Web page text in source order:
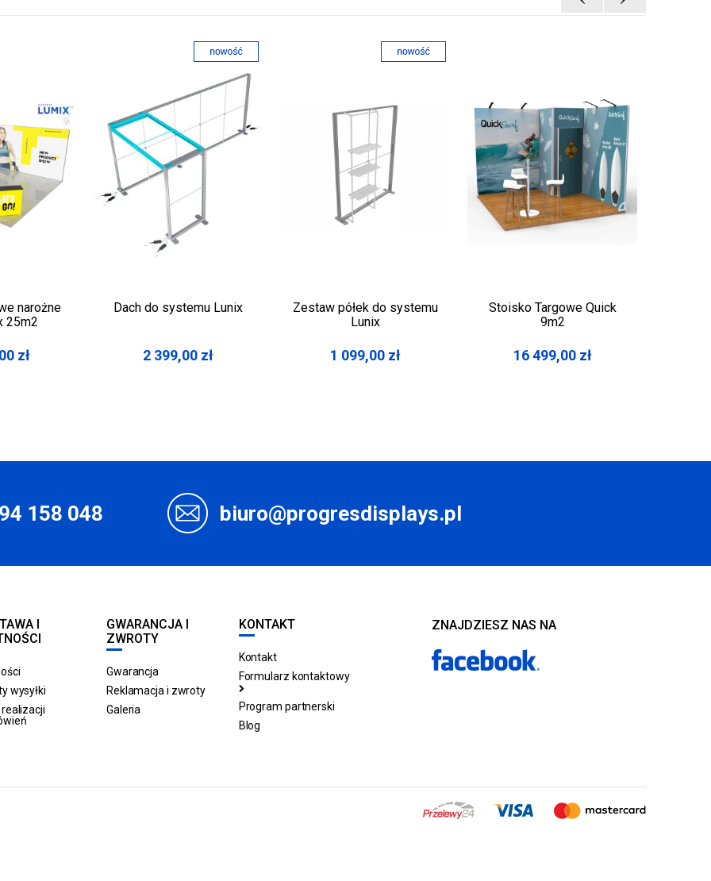
narożne
25m2
zł
Dach do systemu Lunix
2 399,00 zł
Zestaw półek do systemu
Lunix
1 099,00 zł
Stoisko Targowe Quick
9m2
16 499,00 zł
158 048 biuro@progresdisplays.pl
I
wysyłki
GWARANCJA I
ZWROTY
Gwarancja
Reklamacja i zwroty
Galeria
KONTAKT
Kontakt
Formularz kontaktowy
Program partnerski
Blog
ZNAJDZIESZ NAS NA